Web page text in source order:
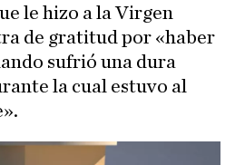
le hizo a la Virgen
de gratitud por «haber
sufrió una dura
la cual estuvo al